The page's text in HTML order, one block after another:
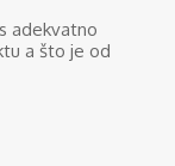
adekvatno
a što je od